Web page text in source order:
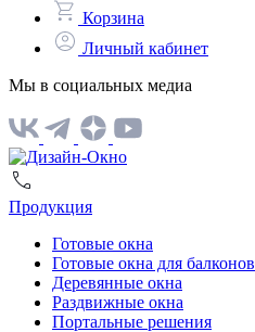
Корзина
Личный кабинет
Мы в социальных медиа
Продукция
Готовые окна
Готовые окна для балконов
Деревянные окна
Раздвижные окна
Портальные решения